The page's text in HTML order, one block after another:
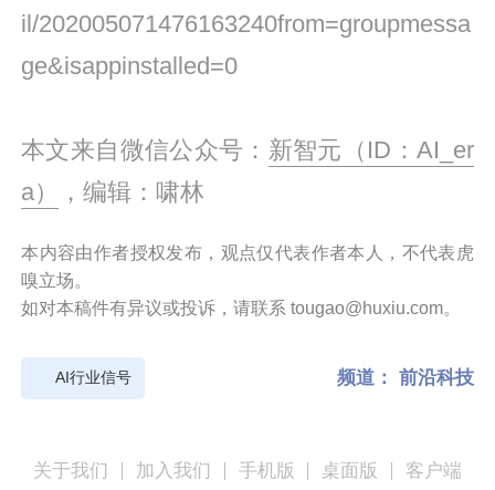
il/202005071476163240from=groupmessa
ge&isappinstalled=0
本文来自微信公众号： 新智元（ID：AI_er
a）
，编辑：啸林
本内容由作者授权发布，观点仅代表作者本人，不代表虎
嗅立场。
如对本稿件有异议或投诉，请联系 tougao@huxiu.com。
AI行业信号 频道： 前沿科技
关于我们 加入我们 手机版 桌面版 客户端